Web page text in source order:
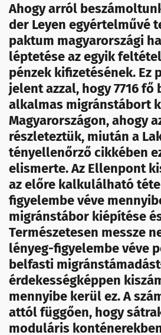
Ahogy arról
der Leyen egyértelművé
paktum magyarországi
léptetése az egyik
pénzek kifizetésének. Ez
jelent azzal, hogy 7716 fő
alkalmas migránstábort
Magyarországon, ahogy
részleteztük, miután a
tényellenőrző cikkében
elismerte. Az Ellenpont
az előre kalkulálható
figyelembe véve
migránstábor kiépítése
Természetesen messze
lényeg-figyelembe véve
belfasti
érdekességképpen
mennyibe kerül ez. A
attól függően, hogy
moduláris